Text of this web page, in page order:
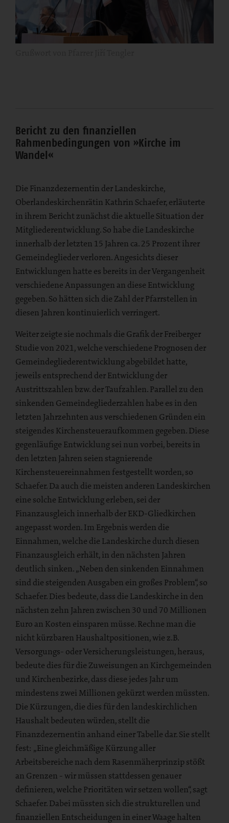
Bericht zu den finanziellen
Rahmenbedingungen von »Kirche im
Wandel«
Die Finanzdezernentin der Landeskirche,
Oberlandeskirchenrätin Kathrin Schaefer, erläuterte
in ihrem Bericht zunächst die aktuelle Situation der
Mitgliederentwicklung. So habe die Landeskirche
innerhalb der letzten 15 Jahren ca. 25 Prozent ihrer
Gemeindeglieder verloren. Angesichts dieser
Entwicklungen hatte es bereits in der Vergangenheit
verschiedene Anpassungen an diese Entwicklung
gegeben. So hätten sich die Zahl der Pfarrstellen in
diesen Jahren kontinuierlich verringert.
Weiter zeigte sie nochmals die Grafik der Freiberger
Studie von 2021, welche verschiedene Prognosen der
Gemeindegliederentwicklung abgebildet hatte,
jeweils entsprechend der Entwicklung der
Austrittszahlen bzw. der Taufzahlen. Parallel zu den
sinkenden Gemeindegliederzahlen habe es in den
letzten Jahrzehnten aus verschiedenen Gründen ein
steigendes Kirchensteueraufkommen gegeben. Diese
gegenläufige Entwicklung sei nun vorbei, bereits in
den letzten Jahren seien stagnierende
Kirchensteuereinnahmen festgestellt worden, so
Schaefer. Da auch die meisten anderen Landeskirchen
eine solche Entwicklung erleben, sei der
Finanzausgleich innerhalb der EKD-Gliedkirchen
angepasst worden. Im Ergebnis werden die
Einnahmen, welche die Landeskirche durch diesen
Finanzausgleich erhält, in den nächsten Jahren
deutlich sinken. „Neben den sinkenden Einnahmen
sind die steigenden Ausgaben ein großes Problem“, so
Schaefer. Dies bedeute, dass die Landeskirche in den
nächsten zehn Jahren zwischen 30 und 70 Millionen
Euro an Kosten einsparen müsse. Rechne man die
nicht kürzbaren Haushaltpositionen, wie z.B.
Versorgungs- oder Versicherungsleistungen, heraus,
bedeute dies für die Zuweisungen an Kirchgemeinden
und Kirchenbezirke, dass diese jedes Jahr um
mindestens zwei Millionen gekürzt werden müssten.
Die Kürzungen, die dies für den landeskirchlichen
Haushalt bedeuten würden, stellt die
Finanzdezernentin anhand einer Tabelle dar. Sie stellt
fest: „Eine gleichmäßige Kürzung aller
Arbeitsbereiche nach dem Rasenmäherprinzip stößt
an Grenzen - wir müssen stattdessen genauer
definieren, welche Prioritäten wir setzen wollen“, sagt
Schaefer. Dabei müssten sich die strukturellen und
finanziellen Entscheidungen in einer Waage halten